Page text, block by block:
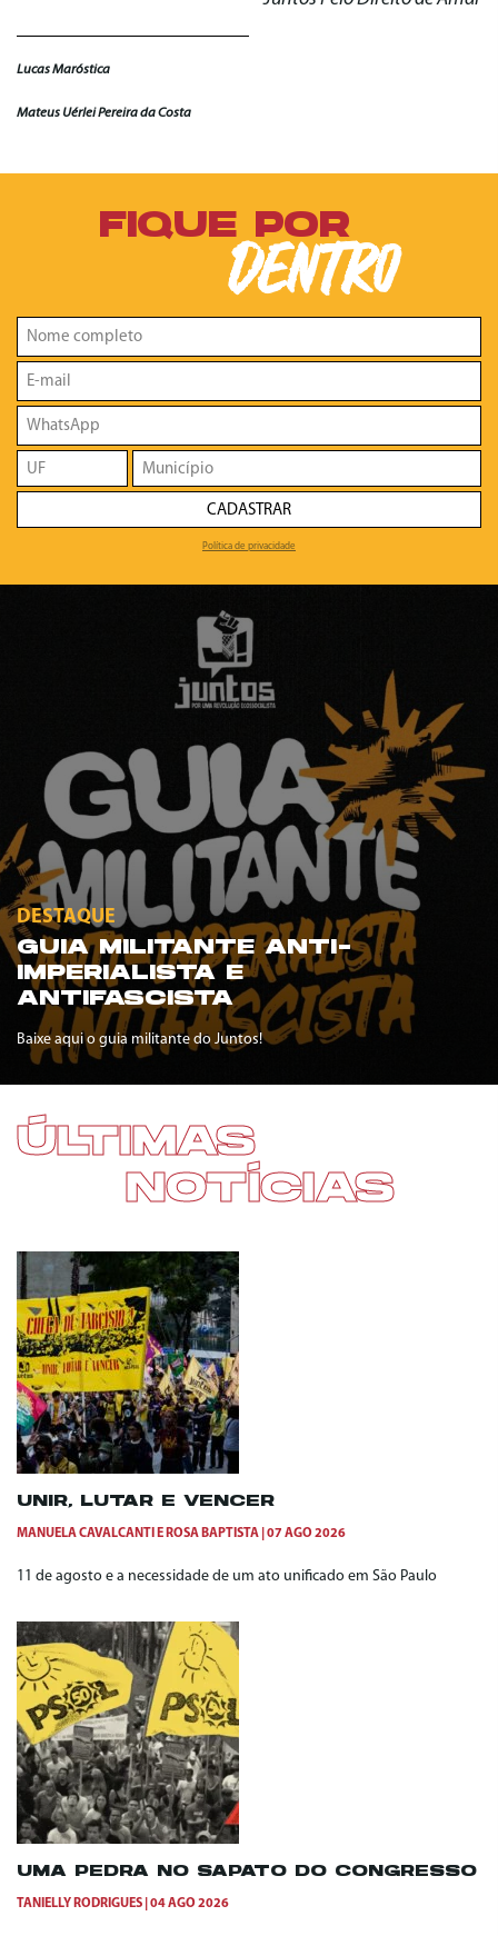
Lucas Maróstica
Mateus Uérlei Pereira da Costa
FIQUE POR
DENTRO
CADASTRAR
Política de privacidade
DESTAQUE
GUIA MILITANTE ANTI-
IMPERIALISTA E
ANTIFASCISTA
Baixe aqui o guia militante do Juntos!
ÚLTIMAS
NOTÍCIAS
UNIR, LUTAR E VENCER
MANUELA CAVALCANTI E ROSA BAPTISTA 07 AGO 2026
11 de agosto e a necessidade de um ato unificado em São Paulo
UMA PEDRA NO SAPATO DO CONGRESSO
TANIELLY RODRIGUES 04 AGO 2026